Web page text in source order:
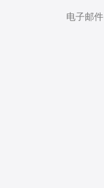
电子邮件